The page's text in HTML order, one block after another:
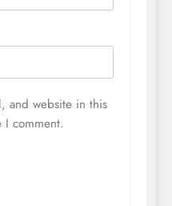
and website in this
I comment.